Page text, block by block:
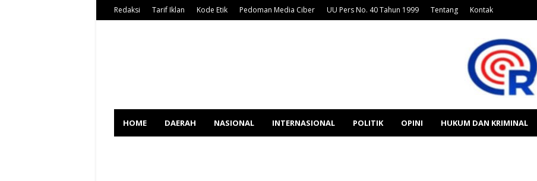
Redaksi Tarif Iklan Kode Etik Pedoman Media Ciber UU Pers No. 40 Tahun 1999 Tentang Kontak
HOME DAERAH NASIONAL INTERNASIONAL POLITIK OPINI HUKUM DAN KRIMINAL